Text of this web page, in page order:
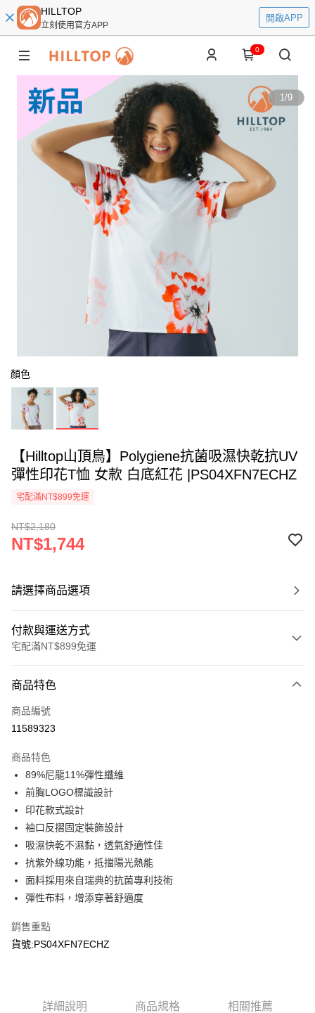
HILLTOP
立刻使用官方APP
開啟APP
0
1/9
顏色
【Hilltop山頂鳥】Polygiene抗菌吸濕快乾抗UV
彈性印花T恤 女款 白底紅花 |PS04XFN7ECHZ
宅配滿NT$899免運
NT$2,180
NT$1,744
請選擇商品選項
付款與運送方式
宅配滿NT$899免運
信用卡一次付款
LINE Pay
悠遊付
Google Pay
運送方式
每筆NT$90，滿NT$899(含以上)免運費
商品特色
商品編號
11589323
商品特色
89%尼龍11%彈性纖維
前胸LOGO標識設計
印花款式設計
袖口反摺固定裝飾設計
吸濕快乾不濕黏，透氣舒適性佳
抗紫外線功能，抵擋陽光熱能
面料採用來自瑞典的抗菌專利技術
彈性布料，增添穿著舒適度
銷售重點
貨號:PS04XFN7ECHZ
詳細說明 商品規格 相關推薦